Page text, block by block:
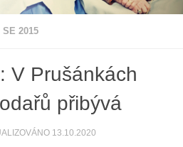
SE 2015
V Prušánkách
přibývá
13.10.2020